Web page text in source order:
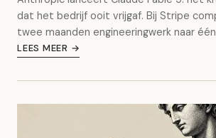
dat het bedrijf ooit vrijgaf. Bij Stripe
twee maanden engineeringwerk naar
LEES MEER →